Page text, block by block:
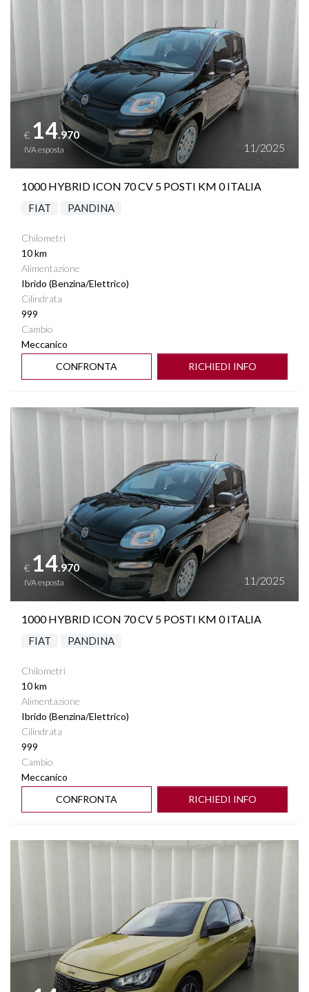
€ 14.970
IVA esposta 11/2025
1000 HYBRID ICON 70 CV 5 POSTI KM 0 ITALIA
FIAT PANDINA
Chilometri
10 km
Alimentazione
Ibrido (Benzina/Elettrico)
Cilindrata
999
Cambio
Meccanico
CONFRONTA
RICHIEDI INFO
Vedi dettagli
€ 14.970
IVA esposta 11/2025
1000 HYBRID ICON 70 CV 5 POSTI KM 0 ITALIA
FIAT PANDINA
Chilometri
10 km
Alimentazione
Ibrido (Benzina/Elettrico)
Cilindrata
999
Cambio
Meccanico
CONFRONTA
RICHIEDI INFO
Vedi dettagli